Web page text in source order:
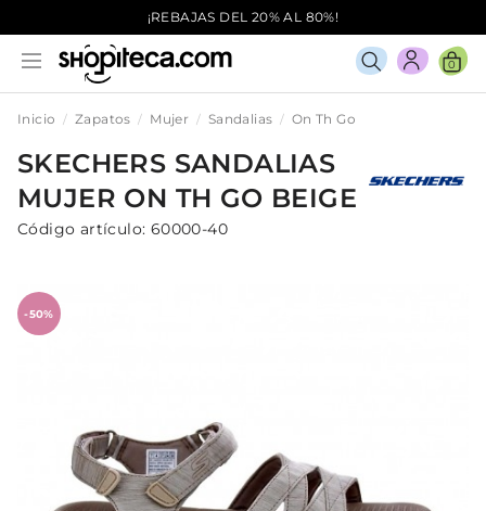
¡REBAJAS DEL 20% AL 80%!
0
Inicio Zapatos Mujer Sandalias On Th Go
SKECHERS SANDALIAS
MUJER ON TH GO BEIGE
Código artículo: 60000-40
-50%